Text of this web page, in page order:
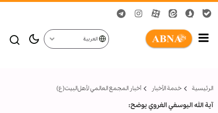
العربية
الرئيسية خدمة الأخبار أخبار المجمع العالمي لأهل‌البيت(ع)
آية الله اليوسفي الغروي يوضح: